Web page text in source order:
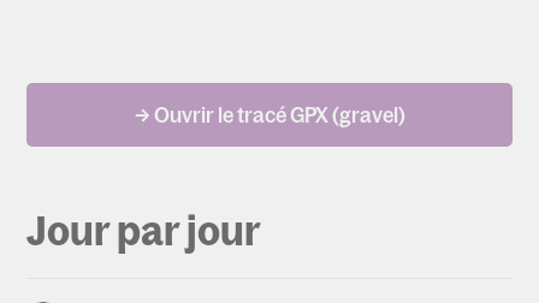
→ Ouvrir le tracé GPX (gravel)
Jour par jour